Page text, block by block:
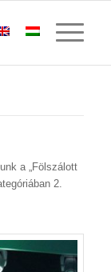
a „Fölszálott
2.